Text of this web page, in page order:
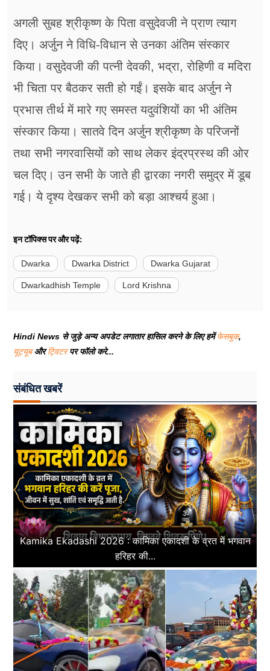
अगली सुबह श्रीकृष्ण के पिता वसुदेवजी ने प्राण त्याग
दिए। अर्जुन ने विधि-विधान से उनका अंतिम संस्कार
किया। वसुदेवजी की पत्नी देवकी, भद्रा, रोहिणी व मदिरा
भी चिता पर बैठकर सती हो गईं। इसके बाद अर्जुन ने
प्रभास तीर्थ में मारे गए समस्त यदुवंशियों का भी अंतिम
संस्कार किया। सातवे दिन अर्जुन श्रीकृष्ण के परिजनों
तथा सभी नगरवासियों को साथ लेकर इंद्रप्रस्थ की ओर
चल दिए। उन सभी के जाते ही द्वारका नगरी समुद्र में डूब
गई। ये दृश्य देखकर सभी को बड़ा आश्चर्य हुआ।
इन टॉपिक्स पर और पढ़ें:
Dwarka Dwarka District Dwarka Gujarat
Dwarkadhish Temple Lord Krishna
Hindi News से जुड़े अन्य अपडेट लगातार हासिल करने के लिए हमेंफेसबुक,
यूट्यूबऔरट्विटरपर फॉलो करे...
संबंधित खबरें
Kamika Ekadashi 2026 : कामिका एकादशी के व्रत में भगवान
हरिहर की...